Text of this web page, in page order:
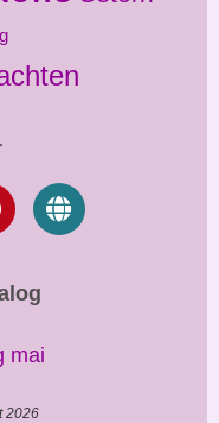
2026